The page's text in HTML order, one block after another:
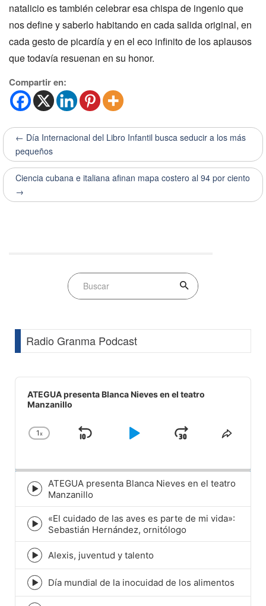
natalicio es también celebrar esa chispa de ingenio que
nos define y saberlo habitando en cada salida original, en
cada gesto de picardía y en el eco infinito de los aplausos
que todavía resuenan en su honor.
Compartir en:
← Día Internacional del Libro Infantil busca seducir a los más
pequeños
Ciencia cubana e italiana afinan mapa costero al 94 por ciento
→
Radio Granma Podcast
Audio
Player
ATEGUA presenta Blanca Nieves en el teatro
Manzanillo
Change
1x
Skip
Play
JumpShare
Episode
play
icon
ATEGUA presenta Blanca Nieves en el teatro
Manzanillo
Episode
play
icon
«El cuidado de las aves es parte de mi vida»:
Sebastián Hernández, ornitólogo
Episode
play
icon
Alexis, juventud y talento
Episode
play
Día mundial de la inocuidad de los alimentos